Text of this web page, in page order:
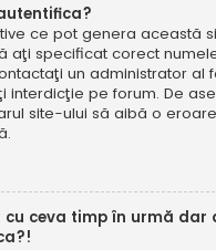
ce pot genera această
aţi specificat corect
un administrator al
interdicţie pe forum. De
site-ului să aibă o
ceva timp în urmă dar